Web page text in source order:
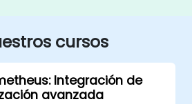
cursos
Integración de
avanzada